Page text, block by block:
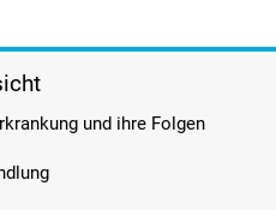
und ihre Folgen